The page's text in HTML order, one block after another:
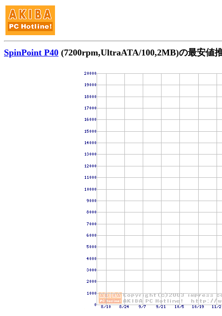
SpinPoint P40 (7200rpm,UltraATA/100,2MB)の最安値